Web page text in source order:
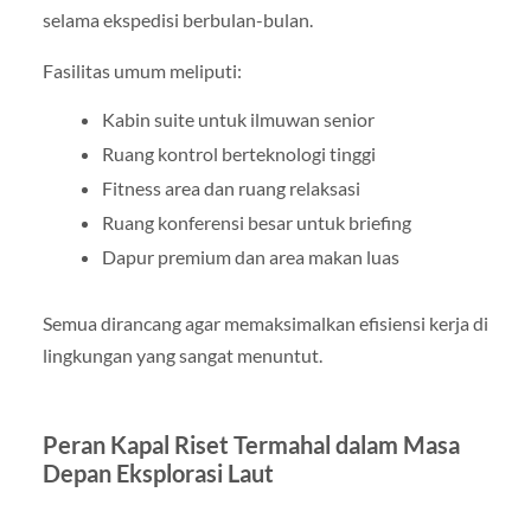
selama ekspedisi berbulan-bulan.
Fasilitas umum meliputi:
Kabin suite untuk ilmuwan senior
Ruang kontrol berteknologi tinggi
Fitness area dan ruang relaksasi
Ruang konferensi besar untuk briefing
Dapur premium dan area makan luas
Semua dirancang agar memaksimalkan efisiensi kerja di
lingkungan yang sangat menuntut.
Peran Kapal Riset Termahal dalam Masa
Depan Eksplorasi Laut